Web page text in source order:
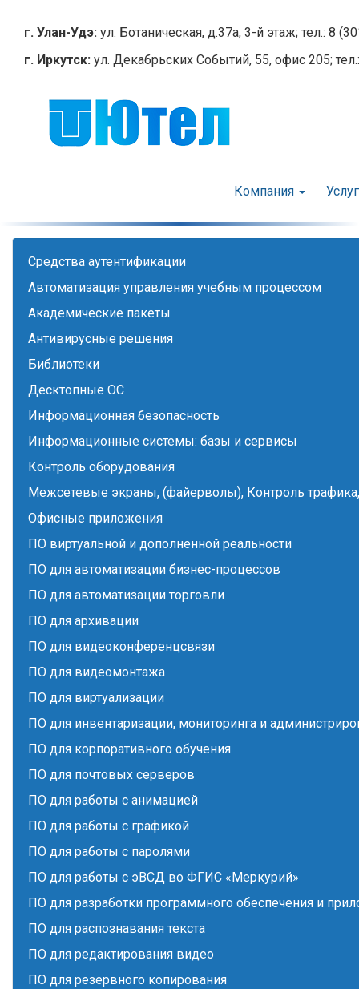
содержанию
г. Улан-Удэ: ул. Ботаническая, д.37а, 3-й этаж; тел.: 8
г. Иркутск: ул. Декабрьских Событий, 55, офис 205;
Компания
Cредства аутентификации
Автоматизация управления учебным процессом
Академические пакеты
Антивирусные решения
Библиотеки
Десктопные ОС
Информационная безопасность
Информационные системы: базы и сервисы
Контроль оборудования
Межсетевые экраны, (файерволы), Контроль
Офисные приложения
ПО виртуальной и дополненной реальности
ПО для автоматизации бизнес-процессов
ПО для автоматизации торговли
ПО для архивации
ПО для видеоконференцсвязи
ПО для видеомонтажа
ПО для виртуализации
ПО для инвентаризации, мониторинга и
ПО для корпоративного обучения
ПО для почтовых серверов
ПО для работы с анимацией
ПО для работы с графикой
ПО для работы с паролями
ПО для работы с эВСД во ФГИС «Меркурий»
ПО для разработки программного обеспечения и
ПО для распознавания текста
ПО для редактирования видео
ПО для резервного копирования